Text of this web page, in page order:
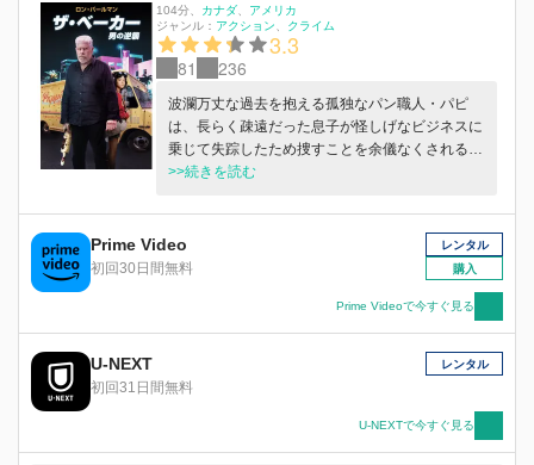
104分 カナダ
アメリカ
ジャンル： アクション クライム
3.3
81 236
波瀾万丈な過去を抱える孤独なパン職人・パピ
は、長らく疎遠だった息子が怪しげなビジネスに
乗じて失踪したため捜すことを余儀なくされる。
息子を捜しながらも、残された孫娘をマフィアの
パピは、無害な外見や穏やかな性格からは想像も
つかないほどの凶暴な能力を発揮していく......
>>続きを読む
Prime Video
初回30日間無料
レンタル
購入
Prime Videoで今すぐ見る
U-NEXT
初回31日間無料
レンタル
U-NEXTで今すぐ見る